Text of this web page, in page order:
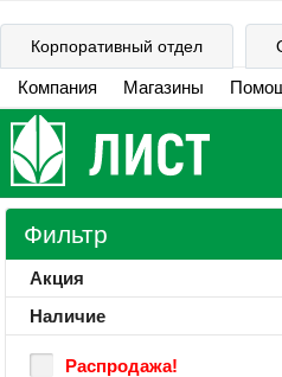
Корпоративный отдел
Компания Магазины
Фильтр
Акция
Наличие
Распродажа!